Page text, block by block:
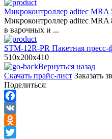
Микроконтроллер aditec MRA
Микроконтроллер aditec MRA
в варочных и ...
STM-12R-PR Пакетная пресс-
510x200x410
Вернуться назад
Скачать прайс-лист Заказать
Поделиться:
Facebook
VK
Odnoklassniki